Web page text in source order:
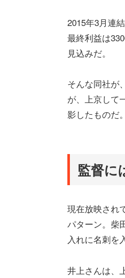
2015年3月連
最終利益は
見込みだ。
そんな同社が
が、上京して
影したものだ。
監督に
現在放映され
パターン。柴
入れに名刺を
井上さんは、